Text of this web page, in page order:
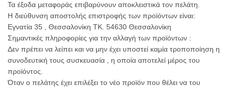
Τα έξοδα μεταφοράς επιβαρύνουν αποκλειστικά τον πελάτη.
Η διεύθυνση αποστολής επιστροφής των προϊόντων είναι:
Εγνατία 35 , Θεσσαλονίκη ΤΚ. 54630 Θεσσαλονίκη
Σημαντικές πληροφορίες για την αλλαγή των προϊόντων :
Δεν πρέπει να λείπει και να μην έχει υποστεί καμία τροποποίηση η
συνοδευτική τους συσκευασία , η οποία αποτελεί μέρος του
προϊόντος.
Όταν ο πελάτης έχει επιλέξει το νέο προϊόν που θέλει να του